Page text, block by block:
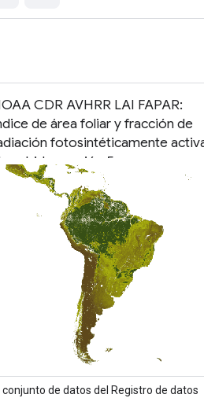
CDR AVHRR LAI FAPAR:
de área foliar y fracción de
fotosintéticamente
versión 5
conjunto de datos del Registro de datos